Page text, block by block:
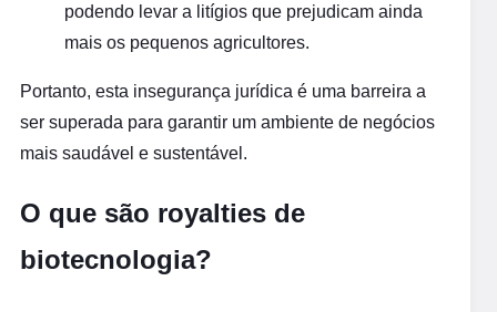
podendo levar a litígios que prejudicam ainda
mais os pequenos agricultores.
Portanto, esta insegurança jurídica é uma barreira a
ser superada para garantir um ambiente de negócios
mais saudável e sustentável.
O que são royalties de
biotecnologia?